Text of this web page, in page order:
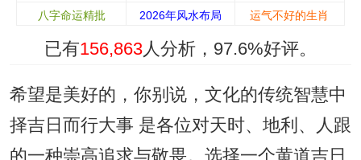
八字命运精批
2026年风水布局 运气不好的生肖
已有156,863人分析， 97.6%好评。
希望是美好的，你别说，文化的传统智慧中
择吉日而行大事 是各位对天时、地利、人跟